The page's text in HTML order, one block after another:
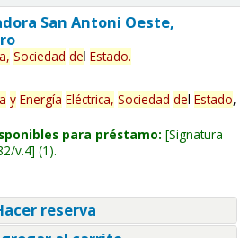
San Antoni Oeste,
Sociedad del Estado.
y Energía Eléctrica, Sociedad del Estado,
para préstamo: Signatura
v.4 (1).
reserva